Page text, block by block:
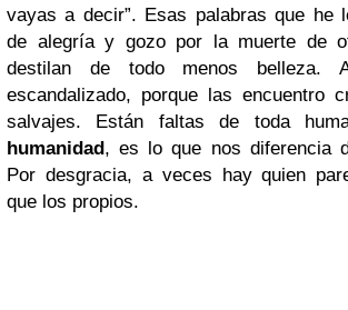
vayas a decir”. Esas palabras que he
de alegría y gozo por la muerte de
destilan de todo menos
escandalizado, porque las encuentro
salvajes. Están faltas de toda
humanidad, es lo que nos diferencia
Por desgracia, a veces hay quien
que los propios.